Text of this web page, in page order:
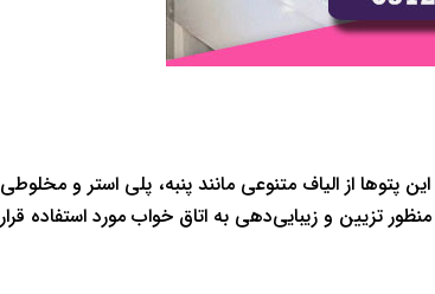
از الیاف متنوعی مانند پنبه، پلی استر و مخلوطی
تزیین و زیبایی‌دهی به اتاق خواب مورد استفاده قرار